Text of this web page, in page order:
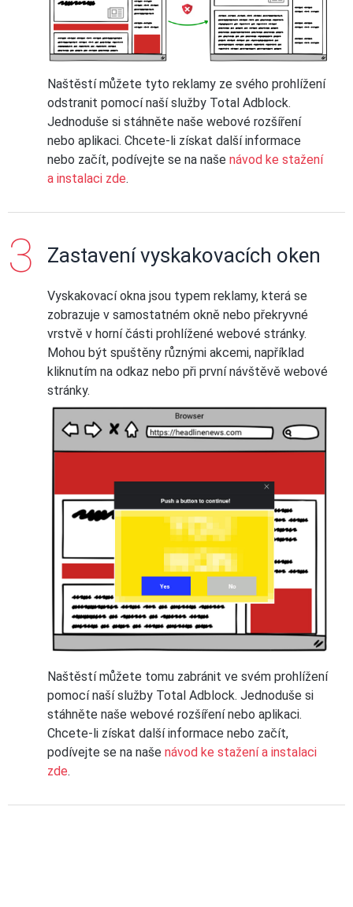
Naštěstí můžete tyto reklamy ze svého prohlížení
odstranit pomocí naší služby Total Adblock.
Jednoduše si stáhněte naše webové rozšíření
nebo aplikaci. Chcete-li získat další informace
nebo začít, podívejte se na naše návod ke stažení
a instalaci zde.
Zastavení vyskakovacích oken
Vyskakovací okna jsou typem reklamy, která se
zobrazuje v samostatném okně nebo překryvné
vrstvě v horní části prohlížené webové stránky.
Mohou být spuštěny různými akcemi, například
kliknutím na odkaz nebo při první návštěvě webové
stránky.
Naštěstí můžete tomu zabránit ve svém prohlížení
pomocí naší služby Total Adblock. Jednoduše si
stáhněte naše webové rozšíření nebo aplikaci.
Chcete-li získat další informace nebo začít,
podívejte se na naše návod ke stažení a instalaci
zde.